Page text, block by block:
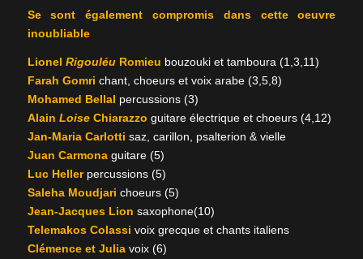
Se sont également compromis dans cette oeuvre
inoubliable
Lionel RigouléuRomieu bouzouki et tamboura (1,3,11)
Farah Gomri chant, choeurs et voix arabe (3,5,8)
Mohamed Bellal percussions (3)
Alain LoiseChiarazzo guitare électrique et choeurs (4,12)
Jan-Maria Carlotti saz, carillon, psalterion & vielle
Juan Carmonaguitare (5)
Luc Hellerpercussions (5)
Saleha Moudjari choeurs (5)
Jean-Jacques Lion saxophone(10)
Telemakos Colassi voix grecque et chants italiens
Clémence et Juliavoix (6)